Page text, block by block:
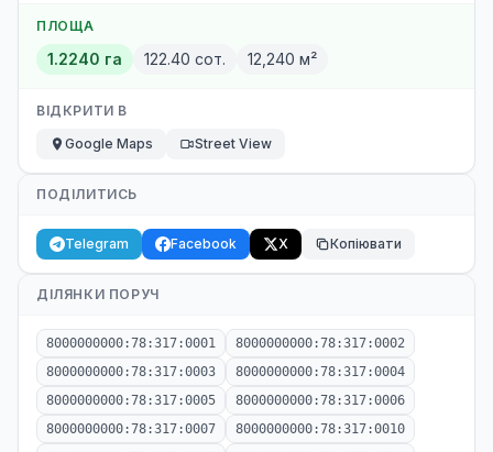
ПЛОЩА
1.2240 га 122.40 сот. 12,240 м²
ВІДКРИТИ В
Google Maps
Street View
ПОДІЛИТИСЬ
Telegram Facebook X Копіювати
ДІЛЯНКИ ПОРУЧ
8000000000:78:317:0001
8000000000:78:317:0002
8000000000:78:317:0003
8000000000:78:317:0004
8000000000:78:317:0005
8000000000:78:317:0006
8000000000:78:317:0007
8000000000:78:317:0010